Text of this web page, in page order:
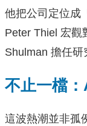
他把公司定位成
Peter Thiel 宏觀
Shulman 擔任研
不止一檔
這波熱潮並非孤